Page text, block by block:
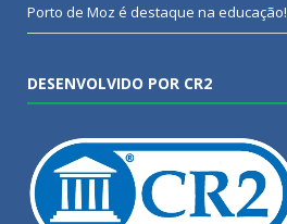
Porto de Moz é destaque na educação!
DESENVOLVIDO POR CR2